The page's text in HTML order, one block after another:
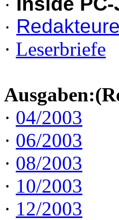
· Redakteure
· Leserbriefe
· 04/2003
· 06/2003
· 08/2003
· 10/2003
· 12/2003